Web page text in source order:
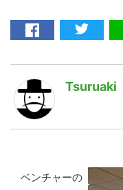
Tsuruaki
ベンチャーの
Re:Work
AI
Drone
[Voice Edition]
[YouTube]
投資家登録